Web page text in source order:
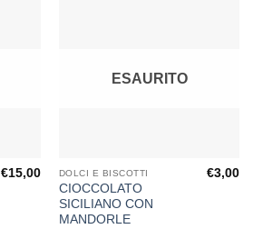
€15,00
ESAURITO
DOLCI E BISCOTTI
CIOCCOLATO
SICILIANO CON
MANDORLE
€3,00